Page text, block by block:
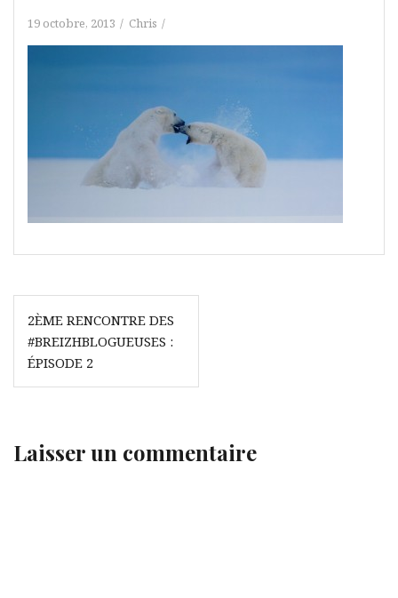
19 octobre, 2013 Chris
Navigation
de
l’article
2ÈME RENCONTRE DES
#BREIZHBLOGUEUSES :
ÉPISODE 2
Laisser un commentaire